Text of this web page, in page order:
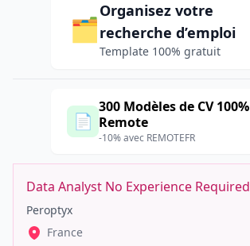
🗂️
Organisez votre
recherche d’emploi
Template 100% gratuit
📄
300 Modèles de CV 100%
Remote
-10% avec REMOTEFR
Data Analyst No Experience Required
Peroptyx
France